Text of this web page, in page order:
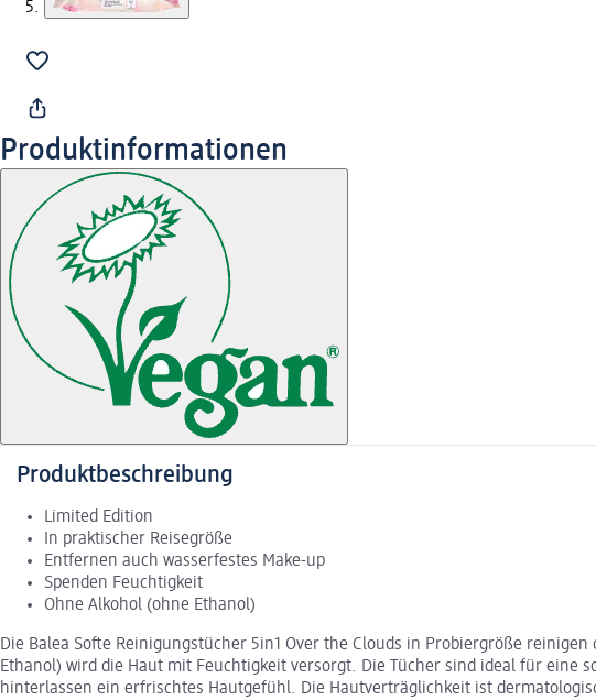
Produktinformationen
Produktbeschreibung
Limited Edition
In praktischer Reisegröße
Entfernen auch wasserfestes Make-up
Spenden Feuchtigkeit
Ohne Alkohol (ohne Ethanol)
Die Balea Softe Reinigungstücher 5in1 Over the Clouds in Probiergröße
Ethanol) wird die Haut mit Feuchtigkeit versorgt. Die Tücher sind ideal für eine
hinterlassen ein erfrischtes Hautgefühl. Die Hautverträglichkeit ist